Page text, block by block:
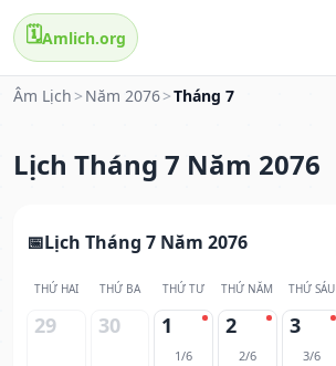
🗓️Amlich.org
Âm Lịch > Năm 2076>Tháng 7
Lịch Tháng 7 Năm 2076
Lịch Tháng 7 Năm 2076
THỨ HAI THỨ BA THỨ TƯ THỨ NĂM THỨ SÁU
29 30 1
1/6
2
2/6
3
3/6